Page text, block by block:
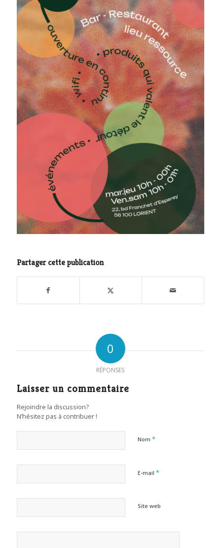
Partager cette publication
0
RÉPONSES
Laisser un commentaire
Rejoindre la discussion?
N’hésitez pas à contribuer !
Nom *
E-mail *
Site web